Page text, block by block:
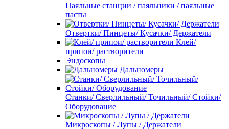
Паяльные станции / паяльники / паяльные
пасты
Отвертки/ Пинцеты/ Кусачки/ Держатели
Клей/
припои/ растворители
Эндоскопы
Дальномеры
Станки/ Сверлильный/ Точильный/ Стойки/
Оборудование
Микроскопы / Лупы / Держатели